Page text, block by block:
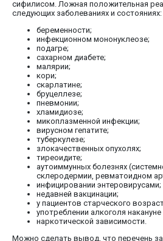
сифилисом. Ложная положительная
следующих заболеваниях и состояниях:
беременности;
инфекционном мононуклеозе;
подагре;
сахарном диабете;
малярии;
кори;
скарлатине;
бруцеллезе;
пневмонии;
хламидиозе;
микоплазменной инфекции;
вирусном гепатите;
туберкулезе;
злокачественных опухолях;
тиреоидите;
аутоиммунных болезнях
склеродермии, ревматоидном
инфицировании энтеровирусами;
недавней вакцинации;
у пациентов старческого
употреблении алкоголя
наркотической зависимости.
Можно сделать вывод, что перечень